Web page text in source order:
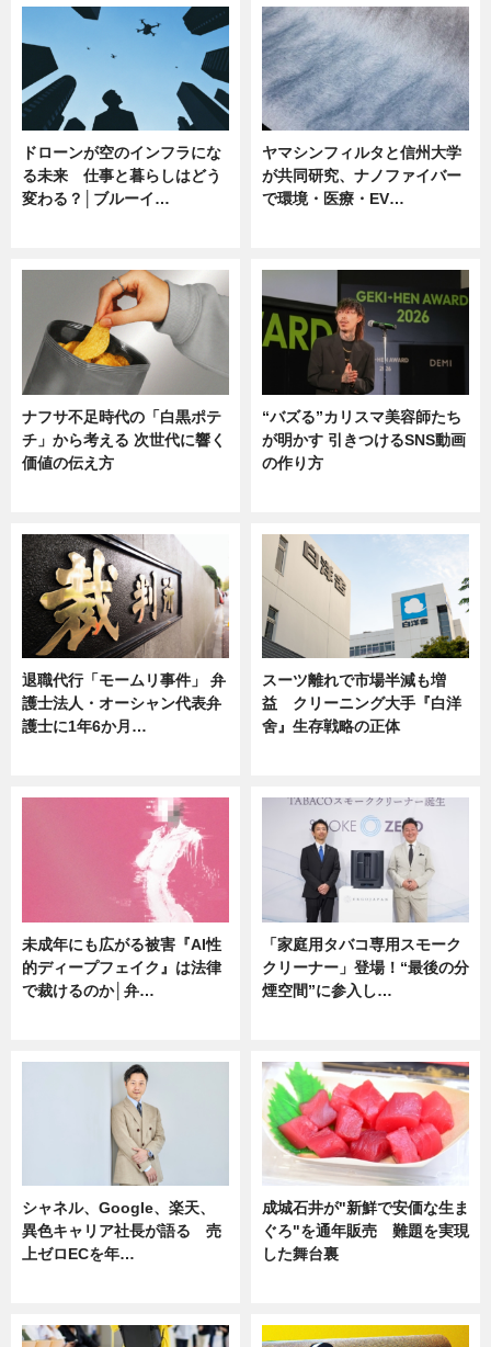
ドローンが空のインフラにな
る未来 仕事と暮らしはどう
変わる？│ブルーイ…
ヤマシンフィルタと信州大学
が共同研究、ナノファイバー
で環境・医療・EV…
ナフサ不足時代の「白黒ポテ
チ」から考える 次世代に響く
価値の伝え方
“バズる”カリスマ美容師たち
が明かす 引きつけるSNS動画
の作り方
退職代行「モームリ事件」 弁
護士法人・オーシャン代表弁
護士に1年6か月…
スーツ離れで市場半減も増
益 クリーニング大手『白洋
舍』生存戦略の正体
未成年にも広がる被害『AI性
的ディープフェイク』は法律
で裁けるのか│弁…
「家庭用タバコ専用スモーク
クリーナー」登場！“最後の分
煙空間”に参入し…
シャネル、Google、楽天、
異色キャリア社長が語る 売
上ゼロECを年…
成城石井が"新鮮で安価な生ま
ぐろ"を通年販売 難題を実現
した舞台裏